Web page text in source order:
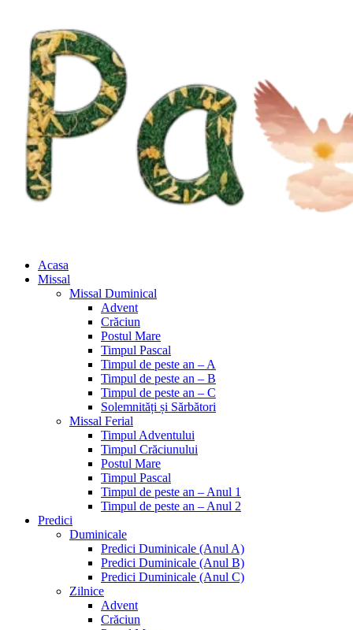
Acasa
Missal
Missal Duminical
Advent
Crăciun
Postul Mare
Timpul Pascal
Timpul de peste an – A
Timpul de peste an – B
Timpul de peste an – C
Solemnități și Sărbători
Missal Ferial
Timpul Adventului
Timpul Crăciunului
Postul Mare
Timpul Pascal
Timpul de peste an – Anul 1
Timpul de peste an – Anul 2
Predici
Duminicale
Predici Duminicale (Anul A)
Predici Duminicale (Anul B)
Predici Duminicale (Anul C)
Zilnice
Advent
Crăciun